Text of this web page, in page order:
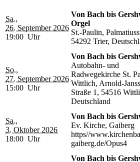
Sa.,
26. September 2026
19:00 Uhr
Von Bach bis
Orgel
St.-Paulin,
54292 Trier,
So.,
27. September 2026
15:00 Uhr
Von Bach bis
Autobahn- und
Radwegekirche St.
Wittlich, Arnold-
Straße 1, 54516
Deutschland
Sa.,
3. Oktober 2026
18:00 Uhr
Von Bach bis
Ev. Kirche, Gaiberg
https//
gaiberg.de/Opus4
Von Bach bis